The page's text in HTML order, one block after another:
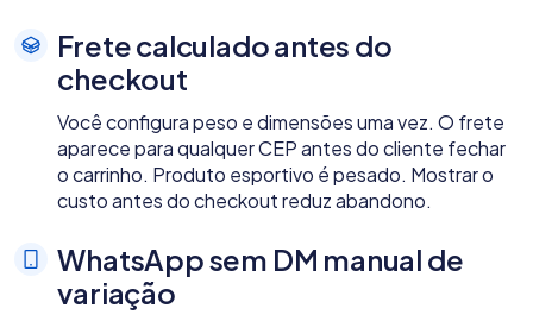
Frete calculado antes do
checkout
Você configura peso e dimensões uma vez. O frete
aparece para qualquer CEP antes do cliente fechar
o carrinho. Produto esportivo é pesado. Mostrar o
custo antes do checkout reduz abandono.
WhatsApp sem DM manual de
variação